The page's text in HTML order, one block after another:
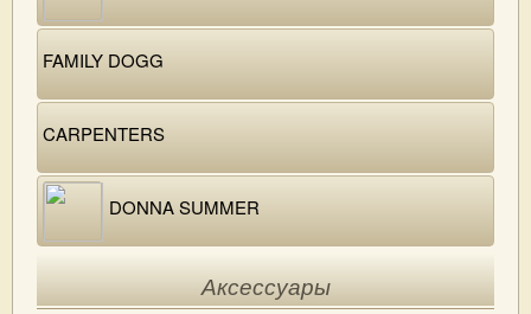
FAMILY DOGG
CARPENTERS
DONNA SUMMER
Аксессуары